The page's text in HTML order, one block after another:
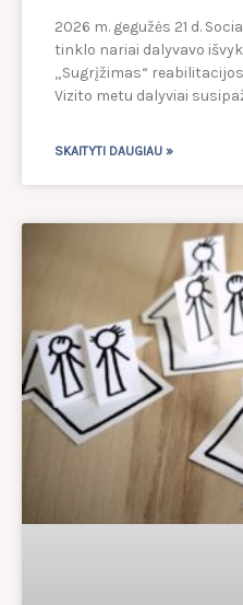
2026 m. gegužės 21 d.
tinklo nariai dalyvavo
„Sugrįžimas“
Vizito metu dalyviai
SKAITYTI DAUGIAU »